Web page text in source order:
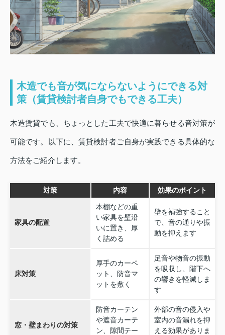
木造でも音が気にならないようにできる対
策（賃貸検討者自身でもできる工夫）
木造賃貸でも、ちょっとした工夫で快適に暮らせる音対策が
可能です。以下に、賃貸検討者ご自身が実践できる具体的な
方法をご紹介します。
対策 内容 効果のポイント
家具の配置
本棚などの重
い家具を壁沿
いに置き、厚
く詰める
壁を補強すること
で、音の通りや振
動を抑えます
床対策
厚手のカーペ
ット、防音マ
ットを敷く
足音や物音の振動
を吸収し、階下へ
の響きを軽減しま
す
窓・壁まわりの対策
防音カーテン
や遮音カーテ
ン、隙間テー
外部の音の侵入や
室内の音漏れを抑
える効果がありま